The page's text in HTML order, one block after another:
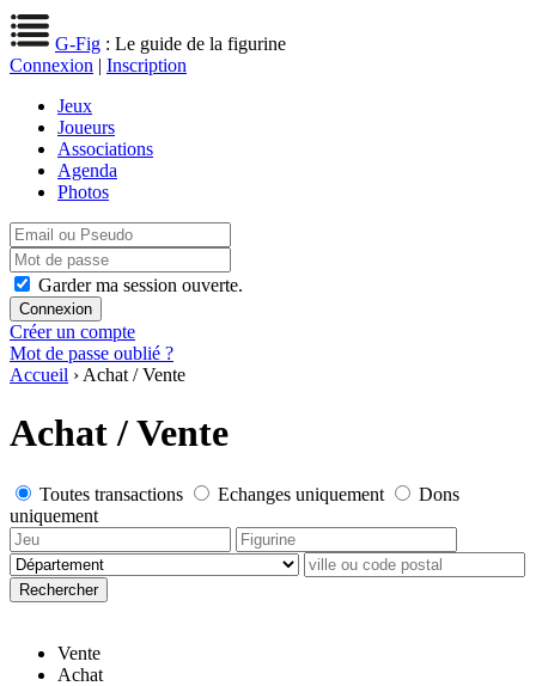
G-Fig : Le guide de la figurine
Connexion | Inscription
Jeux
Joueurs
Associations
Agenda
Photos
Garder ma session ouverte.
Créer un compte
Mot de passe oublié ?
Accueil › Achat / Vente
Achat / Vente
Toutes transactions Echanges uniquement
Dons
uniquement
Vente
Achat